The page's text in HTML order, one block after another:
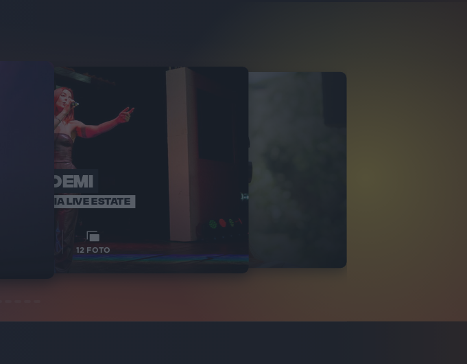
NOEMI
RADIO ITALIA LIVE ESTATE
12 FOTO
VOI ARENELLA RESORT 2025